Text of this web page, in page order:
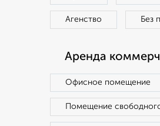
Агенство Без
Аренда
Офисное помещение
Помещение